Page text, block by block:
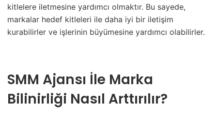
kitlelere iletmesine yardımcı olmaktır. Bu sayede,
markalar hedef kitleleri ile daha iyi bir iletişim
kurabilirler ve işlerinin büyümesine yardımcı olabilirler.
SMM Ajansı İle Marka
Bilinirliği Nasıl Arttırılır?